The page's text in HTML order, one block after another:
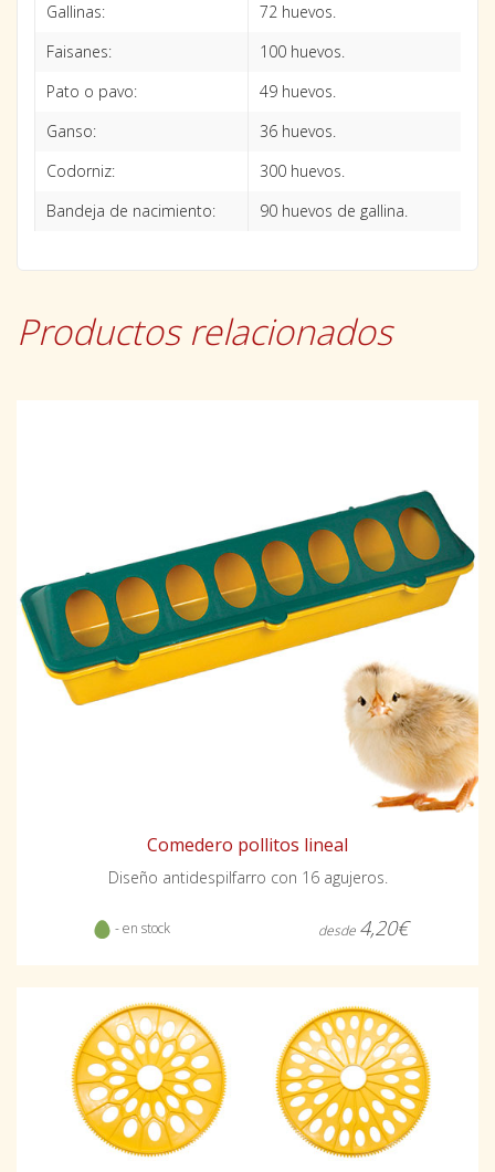
Gallinas:
72 huevos.
Faisanes:
100 huevos.
Pato o pavo:
49 huevos.
Ganso:
36 huevos.
Codorniz:
300 huevos.
Bandeja de nacimiento:
90 huevos de gallina.
Productos relacionados
Comedero pollitos lineal
Diseño antidespilfarro con 16 agujeros.
- en stock desde 4,20€